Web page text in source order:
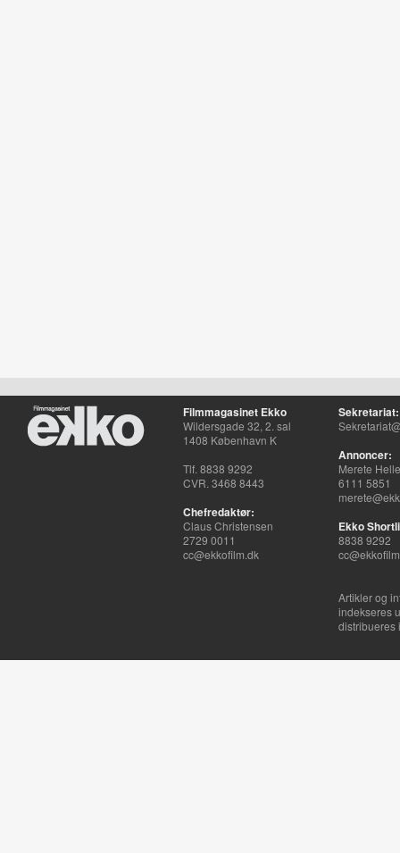
Filmmagasinet Ekko
Wildersgade 32, 2. sal
1408 København K
Tlf. 8838 9292
CVR. 3468 8443
Chefredaktør:
Claus Christensen
2729 0011
cc@ekkofilm.dk
Sekretariat:
Annoncer:
Merete
6111 5851
Ekko
8838 9292
Artikler og
indekseres
distribueres